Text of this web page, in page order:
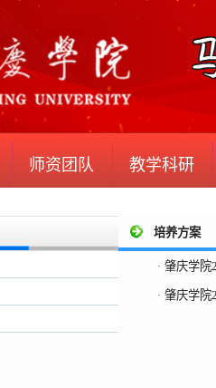
师资团队 教学科研
培养方案
· 肇庆学院
· 肇庆学院